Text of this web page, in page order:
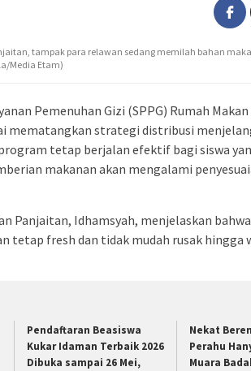
tampak para relawan sedang memilah bahan
Media Etam)
Pemenuhan Gizi (SPPG) Rumah
mematangkan strategi distribusi
tetap berjalan efektif bagi siswa
makanan akan mengalami
Panjaitan, Idhamsyah, menjelaskan
tetap fresh dan tidak mudah rusak hingga
Pendaftaran Beasiswa
Kukar Idaman Terbaik 2026
Dibuka sampai 26 Mei,
Nekat
Perahu
Muara